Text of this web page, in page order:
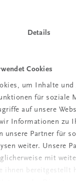
Details
Cookies
um Inhalte und
für soziale
auf unsere
Informationen zu
unsere Partner für
weiter. Unsere
mit
ihnen bereitgestellt